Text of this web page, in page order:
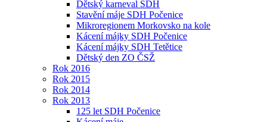
Dětský karneval SDH
Stavění máje SDH Počenice
Mikroregionem Morkovsko na kole
Kácení májky SDH Počenice
Kácení májky SDH Tetětice
Dětský den ZO ČSŽ
Rok 2016
Rok 2015
Rok 2014
Rok 2013
125 let SDH Počenice